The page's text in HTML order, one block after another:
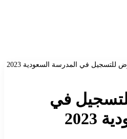
للتسجيل في المدرسة السعودية 2023
في